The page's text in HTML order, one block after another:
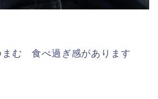
まむ 食べ過ぎ感があります